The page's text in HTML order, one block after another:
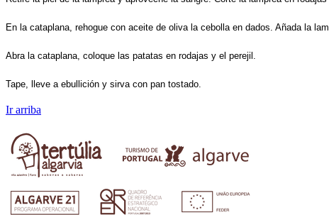
En la cataplana, rehogue con aceite de oliva la cebolla en dados. Añada la
Abra la cataplana, coloque las patatas en rodajas y el perejil.
Tape, lleve a ebullición y sirva con pan tostado.
Ir arriba